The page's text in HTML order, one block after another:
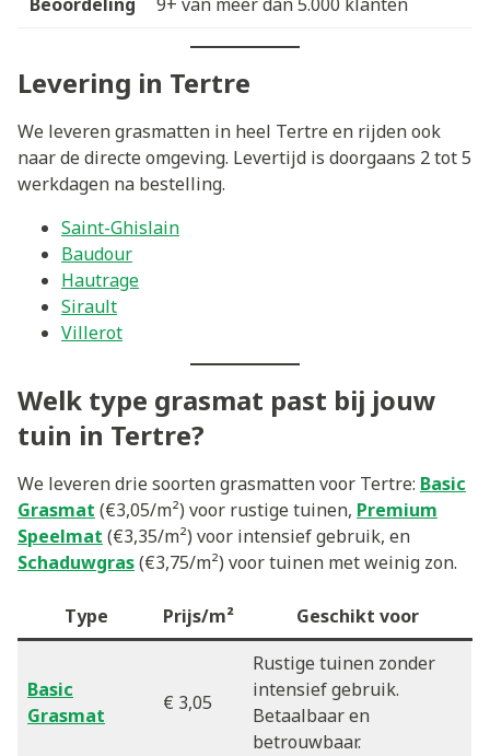
Levering in Tertre
We leveren grasmatten in heel Tertre en rijden ook
naar de directe omgeving. Levertijd is doorgaans 2 tot 5
werkdagen na bestelling.
Saint-Ghislain
Baudour
Hautrage
Sirault
Villerot
Welk type grasmat past bij jouw
tuin in Tertre?
We leveren drie soorten grasmatten voor Tertre: Basic
Grasmat (€3,05/m²) voor rustige tuinen, Premium
Speelmat (€3,35/m²) voor intensief gebruik, en
Schaduwgras(€3,75/m²) voor tuinen met weinig zon.
Type Prijs/m² Geschikt voor
Basic
Grasmat
€ 3,05
Rustige tuinen zonder
intensief gebruik.
Betaalbaar en
betrouwbaar.